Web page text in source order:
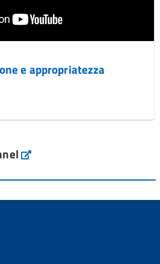
e appropriatezza